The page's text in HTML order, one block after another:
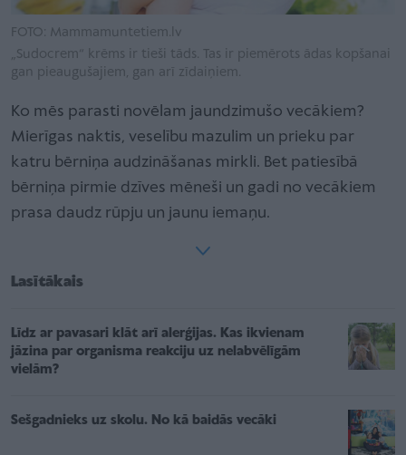
FOTO: Mammamuntetiem.lv
„Sudocrem“ krēms ir tieši tāds. Tas ir piemērots ādas kopšanai
gan pieaugušajiem, gan arī zīdaiņiem.
Ko mēs parasti novēlam jaundzimušo vecākiem?
Mierīgas naktis, veselību mazulim un prieku par
katru bērniņa audzināšanas mirkli. Bet patiesībā
bērniņa pirmie dzīves mēneši un gadi no vecākiem
prasa daudz rūpju un jaunu iemaņu.
Lasītākais
Līdz ar pavasari klāt arī alerģijas. Kas ikvienam
jāzina par organisma reakciju uz nelabvēlīgām
vielām?
Sešgadnieks uz skolu. No kā baidās vecāki